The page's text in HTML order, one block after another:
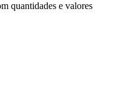
quantidades e valores